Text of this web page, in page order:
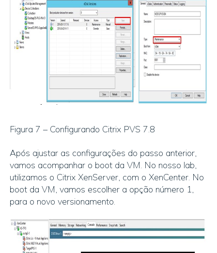
Figura 7 – Configurando Citrix PVS 7.8
Após ajustar as configurações do passo anterior,
vamos acompanhar o boot da VM. No nosso lab,
utilizamos o Citrix XenServer, com o XenCenter. No
boot da VM, vamos escolher a opção número 1,
para o novo versionamento.